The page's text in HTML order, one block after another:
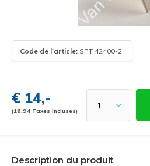
Code de l'article: SPT 42400-2
€ 14,-
(16,94 Taxes incluses)
Description du produit